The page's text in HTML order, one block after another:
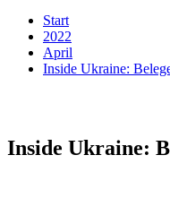
Start
2022
April
Inside Ukraine:
Inside Ukraine: